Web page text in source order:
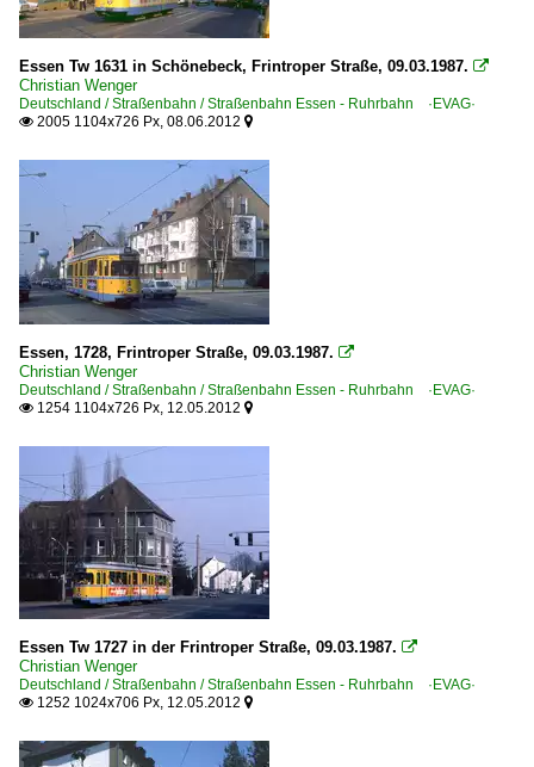
Ausgediente Fahrzeuge und Bahnanlagen
Sonderzüge und Sonderfahrten
Museumsbahnen
Verkehrshistorische Arbeitsgemeinschaft Bogestra e.V.
Verkehrshistorische Arbeitsgemeinschaft EVAG e.V.
Stadtbahn- und U-Bahnfahrzeuge
Duewag | Stadtbahnwagen M6C, M8C
Stadtbahnen und U-Bahnen
Straßenbahn
Straßenbahn Erfurt ·EVAG·
Straßenbahn Mülheim an der Ruhr - Ruhrbahn ·MVG·
Straßenbahnfahrzeuge
Bombardier | Flexity Classic | S-Wagen
Bombardier | Flexity | M8D-NF2 | Niederflur-
1989
1990
1990
1996
1998
2000
2003
2004
2005
2006
2007
2008
2009
2010
2010
2011
Essen Tw 1631 in Schönebeck, Frintroper Straße, 09.03.1987. 
Christian Wenger
Deutschland / Straßenbahn / Straßenbahn Essen - Ruhrbahn ·EVAG·
 2005 1104x726 Px, 08.06.2012 
Essen, 1728, Frintroper Straße, 09.03.1987. 
Christian Wenger
Deutschland / Straßenbahn / Straßenbahn Essen - Ruhrbahn ·EVAG·
 1254 1104x726 Px, 12.05.2012 
Essen Tw 1727 in der Frintroper Straße, 09.03.1987. 
Christian Wenger
Deutschland / Straßenbahn / Straßenbahn Essen - Ruhrbahn ·EVAG·
 1252 1024x706 Px, 12.05.2012 